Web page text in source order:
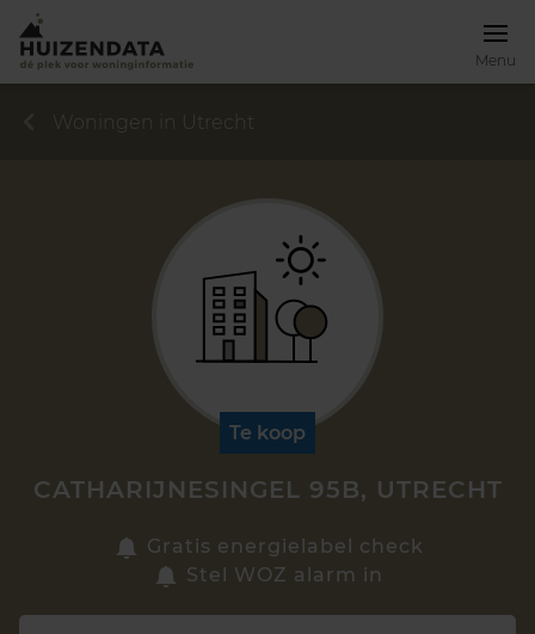
Menu
Zoek een woning
Woningen in Utrecht
Te koop
CATHARIJNESINGEL 95B, UTRECHT
Gratis energielabel check
Stel WOZ alarm in